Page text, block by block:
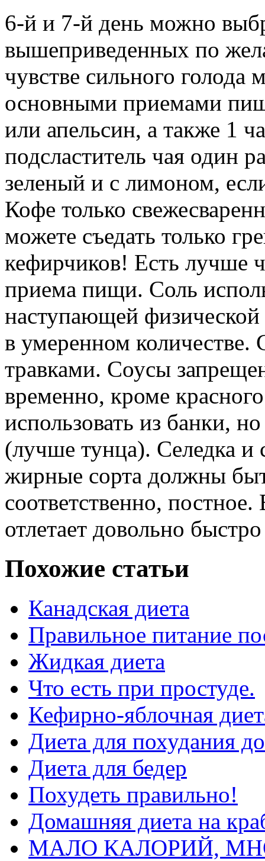
6-й и 7-й день можно
вышеприведенных по
чувстве сильного
основными приемами
или апельсин, а также 1
подсластитель чая один
зеленый и с лимоном,
Кофе только
можете съедать только
кефирчиков! Есть лучше
приема пищи. Соль
наступающей физической
в умеренном
травками. Соусы
временно, кроме
использовать из банки,
(лучше тунца). Селедка и
жирные сорта должны
соответственно,
отлетает довольно
Похожие статьи
Канадская диета
Правильное питание
Жидкая диета
Что есть при простуде.
Кефирно-яблочная
Диета для похудания
Диета для бедер
Похудеть правильно!
Домашняя диета на
МАЛО КАЛОРИЙ,